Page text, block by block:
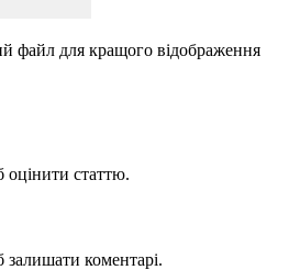
файл для кращого відображення
оцінити статтю.
залишати коментарі.